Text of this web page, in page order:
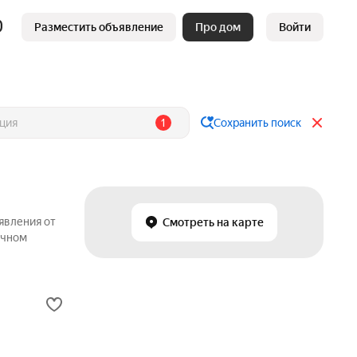
Разместить объявление Про дом Войти
1 Сохранить поиск
Смотреть на карте
от